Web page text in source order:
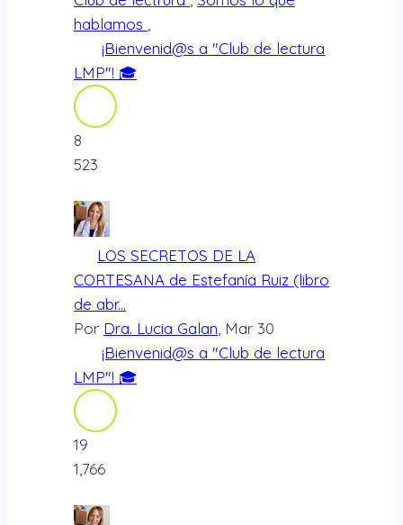
hablamos
¡Bienvenid@s a "Club de lectura
LMP"! 🎓
8
523
LOS SECRETOS DE LA
CORTESANA de Estefanía Ruiz (libro
de abr...
Por Dra. Lucia Galan , Mar 30
¡Bienvenid@s a "Club de lectura
LMP"! 🎓
19
1,766